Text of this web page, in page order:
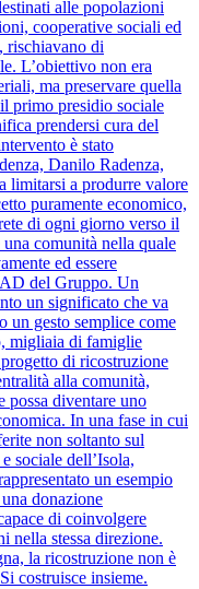
alle popolazioni
cooperative sociali ed
rischiavano di
L’obiettivo non era
ma preservare quella
primo presidio sociale
prendersi cura del
è stato
Danilo Radenza,
limitarsi a produrre valore
puramente economico,
di ogni giorno verso il
comunità nella quale
ed essere
del Gruppo. Un
un significato che va
un gesto semplice come
migliaia di famiglie
di ricostruzione
alla comunità,
possa diventare uno
In una fase in cui
non soltanto sul
sociale dell’Isola,
un esempio
donazione
di coinvolgere
nella stessa direzione.
la ricostruzione non è
costruisce insieme.